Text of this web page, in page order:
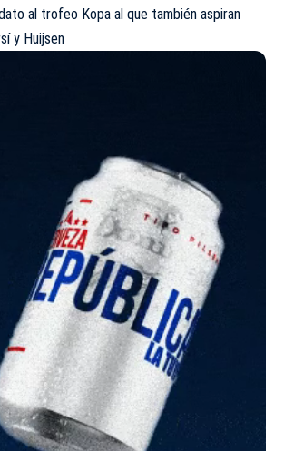
al trofeo Kopa al que también aspiran
y Huijsen